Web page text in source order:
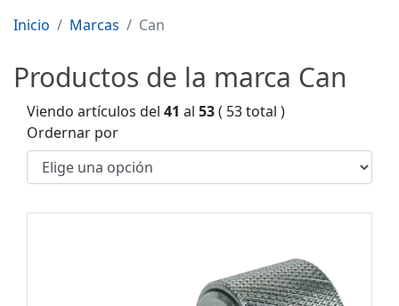
Inicio Marcas Can
Productos de la marca Can
Viendo artículos del 41 al 53( 53 total )
Ordernar por